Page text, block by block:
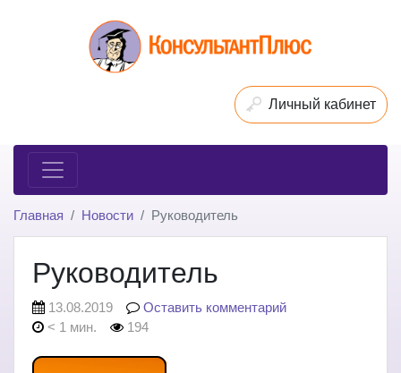
Личный кабинет
Главная Новости Руководитель
Руководитель
13.08.2019
Оставить комментарий
< 1 мин.
194